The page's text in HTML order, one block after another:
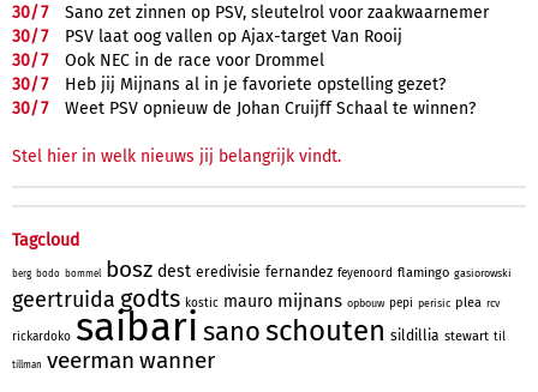
30/7
Sano zet zinnen op PSV, sleutelrol voor zaakwaarnemer
30/7
PSV laat oog vallen op Ajax-target Van Rooij
30/7
Ook NEC in de race voor Drommel
30/7
Heb jij Mijnans al in je favoriete opstelling gezet?
30/7 Weet PSV opnieuw de Johan Cruijff Schaal te winnen?
Stel hier in welk nieuws jij belangrijk vindt.
Tagcloud
berg bodo bommel bosz dest eredivisie fernandez feyenoord flamingo gasiorowski
geertruida godts kostic mauro mijnans opbouw pepi perisic plea rcv
rickardoko saibari sanoschouten sildillia stewart til
tillman veerman wanner